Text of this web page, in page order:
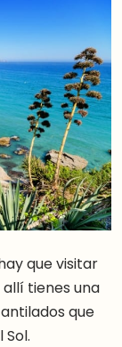
que visitar
allí tienes una
que